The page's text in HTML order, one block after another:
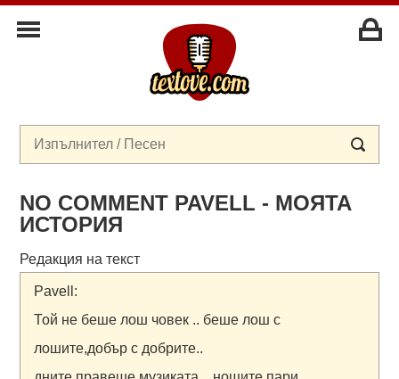
NO COMMENT PAVELL - МОЯТА
ИСТОРИЯ
Редакция на текст